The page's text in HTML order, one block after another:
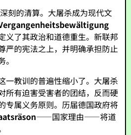
刻的清算。大屠杀成为现代文
了其政治和道德重生。新联邦
严的宪法之上，并明确承担防止
一教训的普遍性缩小了。大屠杀
所有迫害受害者的团结，反而硬
专属义务原则。历届德国政府将
——国家理由——将道